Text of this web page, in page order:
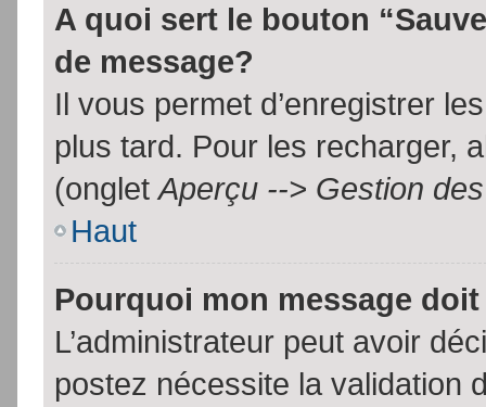
A quoi sert le bouton
de message?
Il vous permet d’enregistrer
plus tard. Pour les recharger,
(ongletAperçu --> Gestion
Haut
Pourquoi mon message
L’administrateur peut avoir
postez nécessite la validation